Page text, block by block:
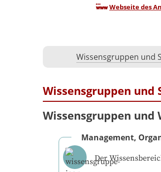
Webseite des
Wissensgruppen und
Wissensgruppen und
Wissensgruppen und
Management,
Der